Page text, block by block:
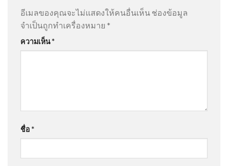
อีเมลของคุณจะไม่แสดงให้คนอื่นเห็น ช่องข้อมูล
จำเป็นถูกทำเครื่องหมาย *
ความเห็น*
ชื่อ *